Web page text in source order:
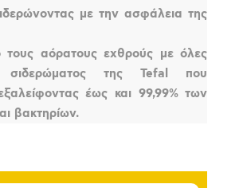
με την ασφάλεια της
τους αόρατους εχθρούς με όλες
σιδερώματος της Tefal που
έως και 99,99% των
βακτηρίων.